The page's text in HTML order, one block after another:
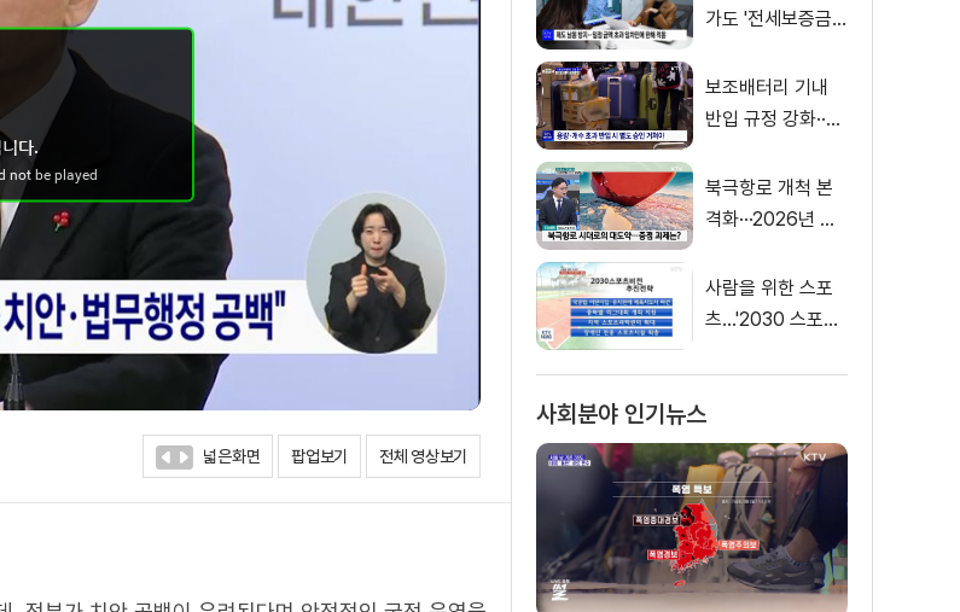
넓은화면 팝업보기 전체 영상보기
가도 '전세보증금'
보조배터리 기내
반입 규정 강화··
북극항로 개척 본
격화···2026년 해
은?
사람을 위한 스포
츠…'2030 스포츠
사회분야 인기뉴스